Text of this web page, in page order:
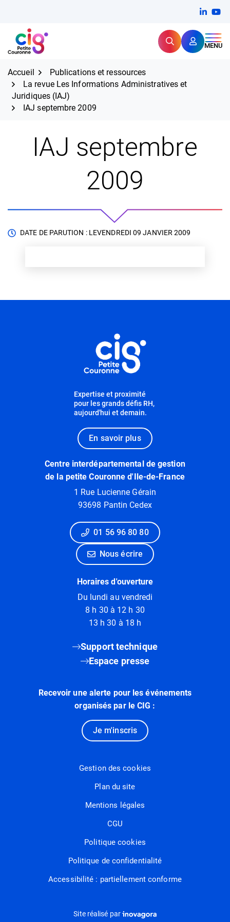
contenu
CIG Petite Couronne RechercherMENU
Expertise et proximité pour
Accueil
Publications et ressources
La revue Les Informations Administratives et
Juridiques (IAJ)
IAJ septembre 2009
IAJ septembre
2009
DATE DE PARUTION : LEVENDREDI 09 JANVIER 2009
Expertise et proximité
pour les grands défis RH,
aujourd'hui et demain.
En savoir plus
Centre interdépartemental de gestion
de la petite Couronne d'Ile-de-France
1 Rue Lucienne Gérain
93698 Pantin Cedex
01 56 96 80 80
Nous écrire
Horaires d'ouverture
Du lundi au vendredi
8 h 30 à 12 h 30
13 h 30 à 18 h
Support technique
Espace presse
Recevoir une alerte pour les événements
organisés par le CIG :
Je m'inscris
Gestion des cookies
Plan du site
Mentions légales
CGU
Politique cookies
Politique de confidentialité
Accessibilité : partiellement conforme
Site réalisé parInovagora (ouverture dans un